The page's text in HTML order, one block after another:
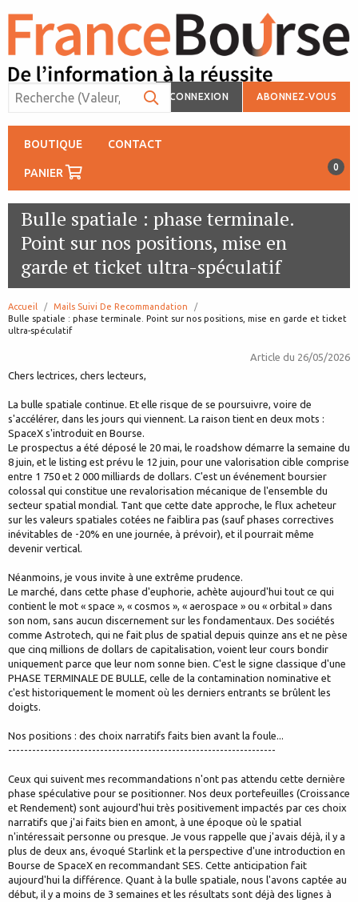
CONNEXION ABONNEZ-VOUS
BOUTIQUE CONTACT
PANIER 0
Bulle spatiale : phase terminale.
Point sur nos positions, mise en
garde et ticket ultra-spéculatif
Accueil
Mails Suivi De Recommandation
page:
Bulle spatiale : phase terminale. Point sur nos positions, mise en garde et ticket
ultra-spéculatif
Article du 26/05/2026
Chers lectrices, chers lecteurs,
La bulle spatiale continue. Et elle risque de se poursuivre, voire de
s'accélérer, dans les jours qui viennent. La raison tient en deux mots :
SpaceX s'introduit en Bourse.
Le prospectus a été déposé le 20 mai, le roadshow démarre la semaine du
8 juin, et le listing est prévu le 12 juin, pour une valorisation cible comprise
entre 1 750 et 2 000 milliards de dollars. C'est un événement boursier
colossal qui constitue une revalorisation mécanique de l'ensemble du
secteur spatial mondial. Tant que cette date approche, le flux acheteur
sur les valeurs spatiales cotées ne faiblira pas (sauf phases correctives
inévitables de -20% en une journée, à prévoir), et il pourrait même
devenir vertical.
Néanmoins, je vous invite à une extrême prudence.
Le marché, dans cette phase d'euphorie, achète aujourd'hui tout ce qui
contient le mot « space », « cosmos », « aerospace » ou « orbital » dans
son nom, sans aucun discernement sur les fondamentaux. Des sociétés
comme Astrotech, qui ne fait plus de spatial depuis quinze ans et ne pèse
que cinq millions de dollars de capitalisation, voient leur cours bondir
uniquement parce que leur nom sonne bien. C'est le signe classique d'une
PHASE TERMINALE DE BULLE, celle de la contamination nominative et
c'est historiquement le moment où les derniers entrants se brûlent les
doigts.
Nos positions : des choix narratifs faits bien avant la foule...
-------------------------------------------------------------------
Ceux qui suivent mes recommandations n'ont pas attendu cette dernière
phase spéculative pour se positionner. Nos deux portefeuilles (Croissance
et Rendement) sont aujourd'hui très positivement impactés par ces choix
narratifs que j'ai faits bien en amont, à une époque où le spatial
n'intéressait personne ou presque. Je vous rappelle que j'avais déjà, il y a
plus de deux ans, évoqué Starlink et la perspective d'une introduction en
Bourse de SpaceX en recommandant SES. Cette anticipation fait
aujourd'hui la différence. Quant à la bulle spatiale, nous l'avons captée au
début, il y a moins de 3 semaines et les résultats sont déjà des lignes à